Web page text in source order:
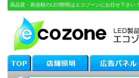
高品質・高信頼のLED照明はエコゾーンにお任せ下さい！